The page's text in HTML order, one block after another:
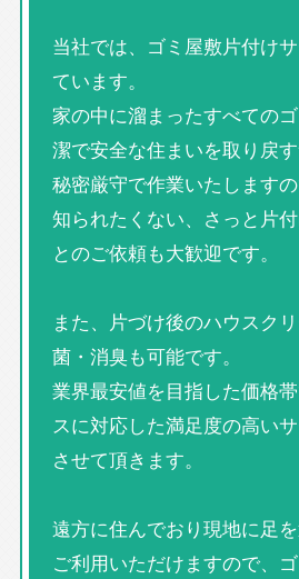
当社では、ゴミ屋敷片付け
ています。
家の中に溜まったすべての
潔で安全な住まいを取り戻す
秘密厳守で作業いたします
知られたくない、さっと片
とのご依頼も大歓迎です。
また、片づけ後のハウスク
菌・消臭も可能です。
業界最安値を目指した価格
スに対応した満足度の高い
させて頂きます。
遠方に住んでおり現地に足
ご利用いただけますので、